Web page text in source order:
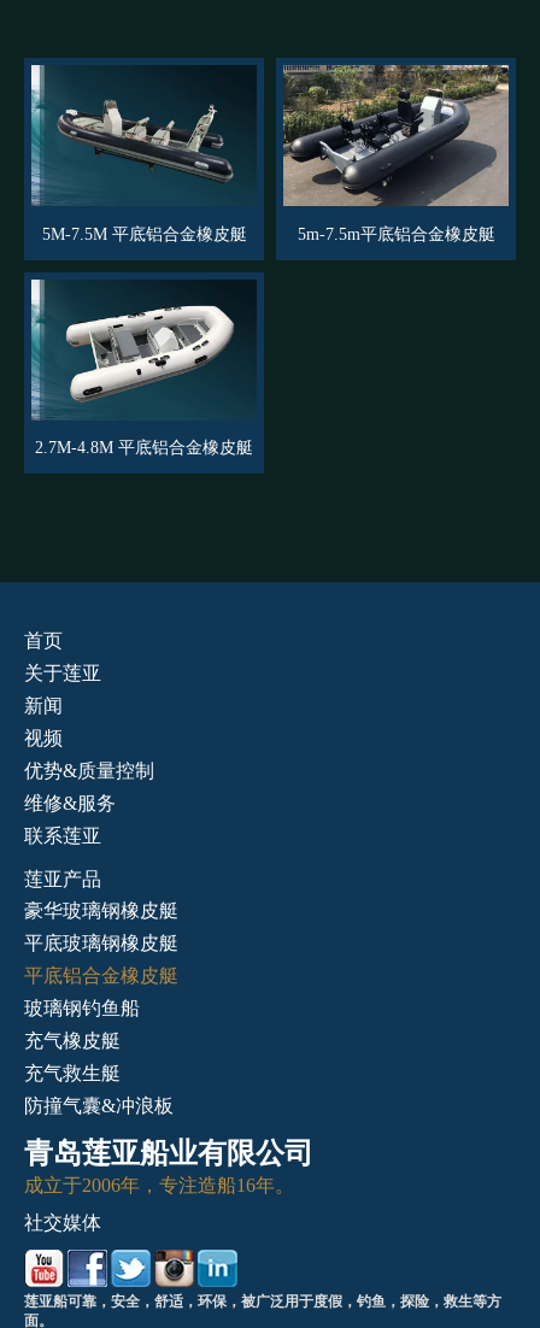
5M-7.5M 平底铝合金橡皮艇 5m-7.5m平底铝合金橡皮艇
2.7M-4.8M 平底铝合金橡皮艇
首页
关于莲亚
新闻
视频
优势&质量控制
维修&服务
联系莲亚
莲亚产品
豪华玻璃钢橡皮艇
平底玻璃钢橡皮艇
平底铝合金橡皮艇
玻璃钢钓鱼船
充气橡皮艇
充气救生艇
防撞气囊&冲浪板
青岛莲亚船业有限公司
成立于2006年，专注造船16年。
社交媒体
莲亚船可靠，安全，舒适，环保，被广泛用于度假，钓鱼，探险，救生等方
面。